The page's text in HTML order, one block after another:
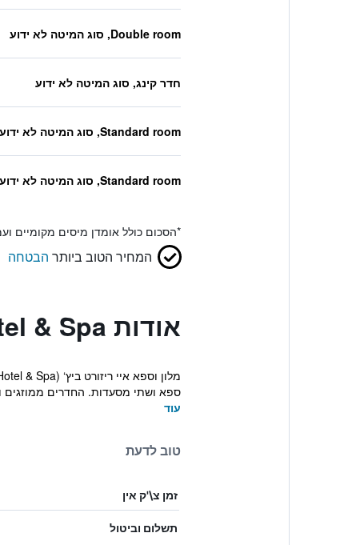
Double room, סוג המיטה לא ידוע
חדר קינג, סוג המיטה לא ידוע
Standard room, סוג המיטה לא ידוע
Standard room, סוג המיטה לא ידוע
*הסכום כולל אומדן מיסים מקומיים
המחיר הטוב ביותר הבטחה
אודות I Resort Beach Hotel & Spa
ספא ושתי מסעדות. החדרים ממוזגים
עוד
טוב לדעת
זמן צ\'ק אין
תשלום וביטול